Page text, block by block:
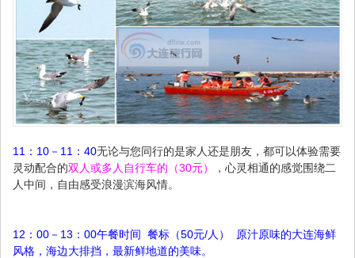
11：10－11：40无论与您同行的是家人还是朋友，都可以体验需要
灵动配合的双人或多人自行车的（30元）
，心灵相通的感觉围绕二
人中间，自由感受浪漫滨海风情。
12：00－13：00午餐时间 餐标（50元/人） 原汁原味的大连海鲜
风格，海边大排挡，最新鲜地道的美味。